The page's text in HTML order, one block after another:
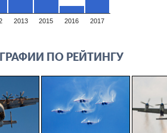
2013 2015 2016 2017
ПО РЕЙТИНГУ